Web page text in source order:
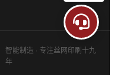
智能制造 · 专注丝网印刷十九
年